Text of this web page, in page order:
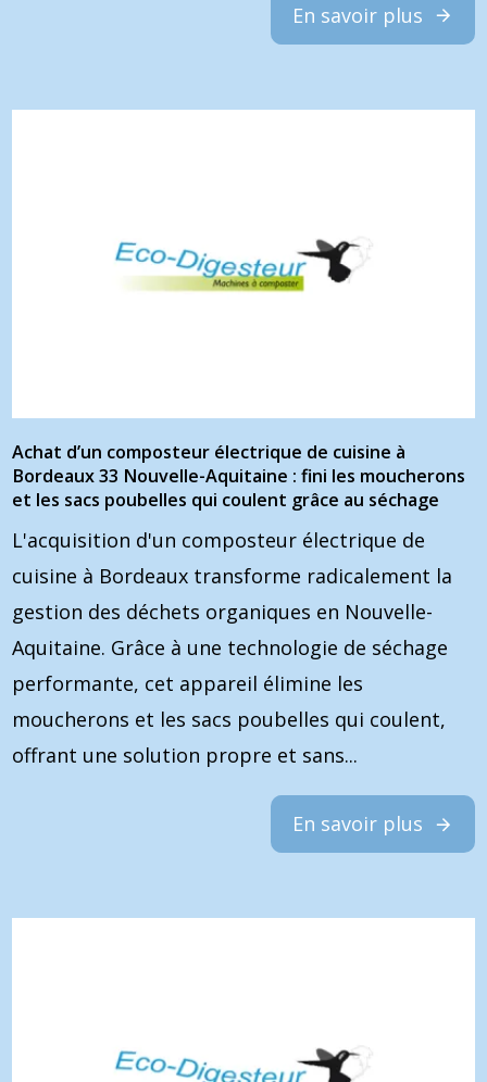
En savoir plus
Achat d’un composteur électrique de cuisine à
Bordeaux 33 Nouvelle-Aquitaine : fini les moucherons
et les sacs poubelles qui coulent grâce au séchage
L'acquisition d'un composteur électrique de
cuisine à Bordeaux transforme radicalement la
gestion des déchets organiques en Nouvelle-
Aquitaine. Grâce à une technologie de séchage
performante, cet appareil élimine les
moucherons et les sacs poubelles qui coulent,
offrant une solution propre et sans...
En savoir plus